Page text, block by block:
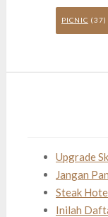
PICNIC (37)
Upgrade
Jangan
Steak
Inilah